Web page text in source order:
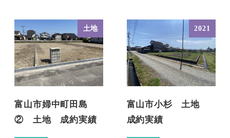
土地
富山市婦中町田島
② 土地 成約実績
2021
富山市小杉 土地
成約実績